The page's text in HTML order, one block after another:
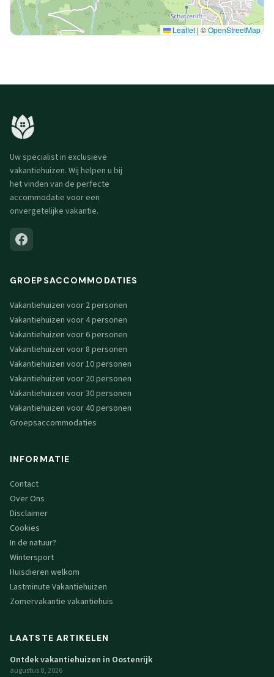
Leaflet | ©OpenStreetMap
Uw specialist in exclusieve
vakantiehuizen. Wij helpen u bij
het vinden van de perfecte
accommodatie voor een
onvergetelijke vakantie.
GROEPSACCOMMODATIES
Vakantiehuizen voor 2 personen
Vakantiehuizen voor 4 personen
Vakantiehuizen voor 6 personen
Vakantiehuizen voor 8 personen
Vakantiehuizen voor 10 personen
Vakantiehuizen voor 20 personen
Vakantiehuizen voor 30 personen
Vakantiehuizen voor 40 personen
Groepsaccommodaties
INFORMATIE
Contact
Over Ons
Disclaimer
Cookies
In de natuur?
Wintersport
Huisdieren welkom
Lastminute Vakantiehuizen
Zomervakantie vakantiehuis
LAATSTE ARTIKELEN
Ontdek vakantiehuizen in Oostenrijk
augustus 8, 2026